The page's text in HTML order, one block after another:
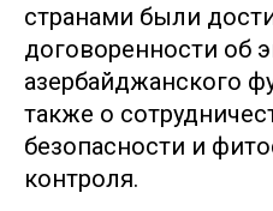
странами были
договоренности об
азербайджанского
также о
безопасности и
контроля.